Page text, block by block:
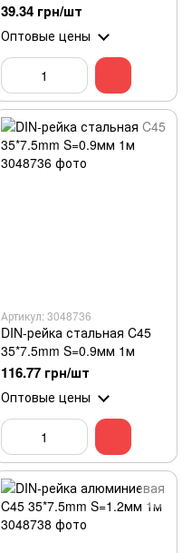
39.34 грн/шт
Оптовые цены
Артикул: 3048736
DIN-рейка стальная C45
35*7.5mm S=0.9мм 1м
116.77 грн/шт
Оптовые цены